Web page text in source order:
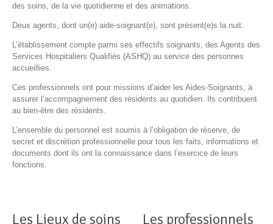
des soins, de la vie quotidienne et des animations.
Deux agents, dont un(e) aide-soignant(e), sont présent(e)s la nuit.
L’établissement compte parmi ses effectifs soignants, des Agents des
Services Hospitaliers Qualifiés (ASHQ) au service des personnes
accueillies.
Ces professionnels ont pour missions d’aider les Aides-Soignants, à
assurer l’accompagnement des résidents au quotidien. Ils contribuent
au bien-être des résidents.
L’ensemble du personnel est soumis à l’obligation de réserve, de
secret et discrétion professionnelle pour tous les faits, informations et
documents dont ils ont la connaissance dans l’exercice de leurs
fonctions.
Les Lieux de soins Les professionnels